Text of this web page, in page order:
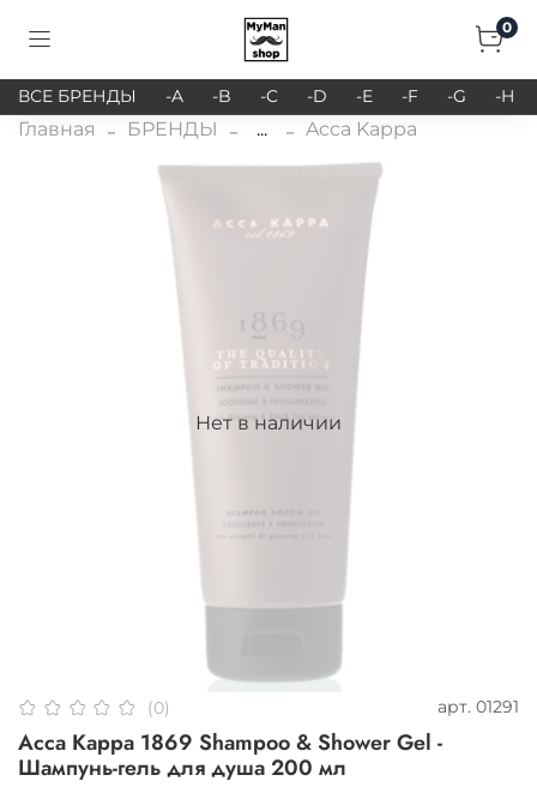
0
ВСЕ БРЕНДЫ -A -B -C -D -E -F -G -H
Главная БРЕНДЫ ... Acca Kappa
Нет в наличии
(0) арт. 01291
Acca Kappa 1869 Shampoo & Shower Gel -
Шампунь-гель для душа 200 мл